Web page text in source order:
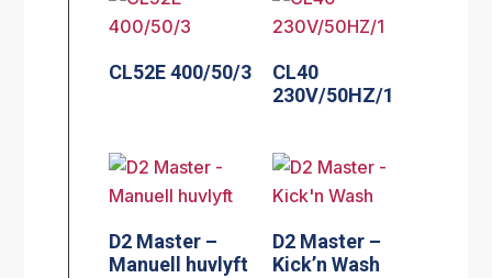
CL52E 400/50/3
CL40
230V/50HZ/1
D2 Master –
Manuell huvlyft
D2 Master –
Kick’n Wash